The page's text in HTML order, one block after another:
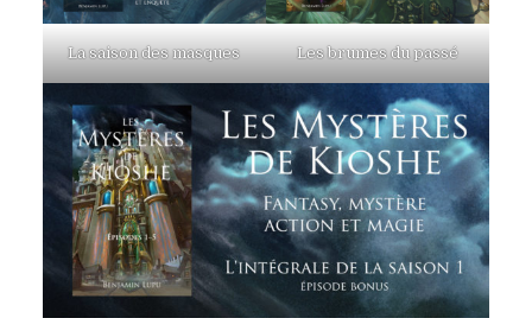
La saison des masques Les brumes du passé